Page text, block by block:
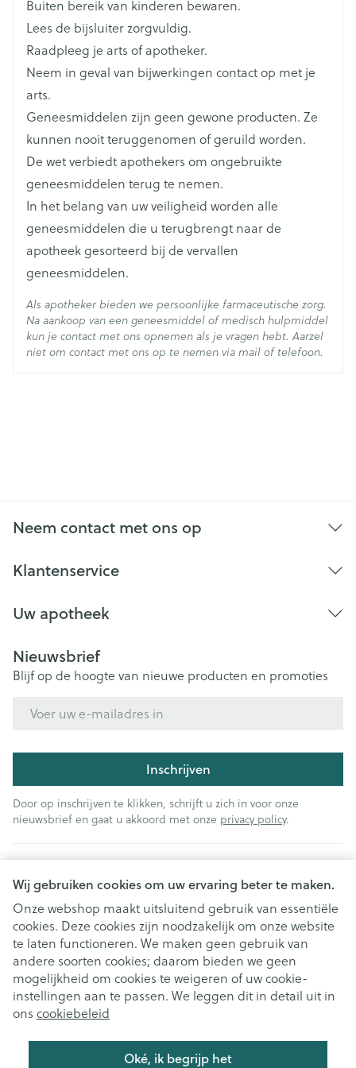
Wij gebruiken cookies om uw ervaring beter te maken.
Onze webshop maakt uitsluitend gebruik van essentiële
cookies. Deze cookies zijn noodzakelijk om onze website
te laten functioneren. We maken geen gebruik van
andere soorten cookies; daarom bieden we geen
mogelijkheid om cookies te weigeren of uw cookie-
instellingen aan te passen. We leggen dit in detail uit in
ons cookiebeleid
Oké, ik begrijp het
Aanvangsdosis: 10 mg /dag
Onderhoudsdosis: max. 20 mg /dag
Aanvangsdosis: 10 mg /dag
Onderhoudsdosis: max. 20 mg /dag
In een enkele gift inneme
Met of zonder voedsel
Lengte
Diepte 18 mm
Verpakking
28
Actieve
Ingrediënten
escitalopram oxalaat
Behoud Kamertemperatuur (15°C - 25°C)
Buiten bereik van kinderen bewaren.
Lees de bijsluiter zorgvuldig.
Raadpleeg je arts of apotheker.
Neem in geval van bijwerkingen contact op met je
arts.
Geneesmiddelen zijn geen gewone producten. Ze
kunnen nooit teruggenomen of geruild worden.
De wet verbiedt apothekers om ongebruikte
geneesmiddelen terug te nemen.
In het belang van uw veiligheid worden alle
geneesmiddelen die u terugbrengt naar de
apotheek gesorteerd bij de vervallen
geneesmiddelen.
Als apotheker bieden we persoonlijke farmaceutische zorg.
Na aankoop van een geneesmiddel of medisch hulpmiddel
kun je contact met ons opnemen als je vragen hebt. Aarzel
niet om contact met ons op te nemen via mail of telefoon.
Neem contact met ons op
Klantenservice
Uw apotheek
Nieuwsbrief
Blijf op de hoogte van nieuwe producten en promoties
Inschrijven
Door op inschrijven te klikken, schrijft u zich in voor onze
nieuwsbrief en gaat u akkoord met onze privacy policy.
Juridische links